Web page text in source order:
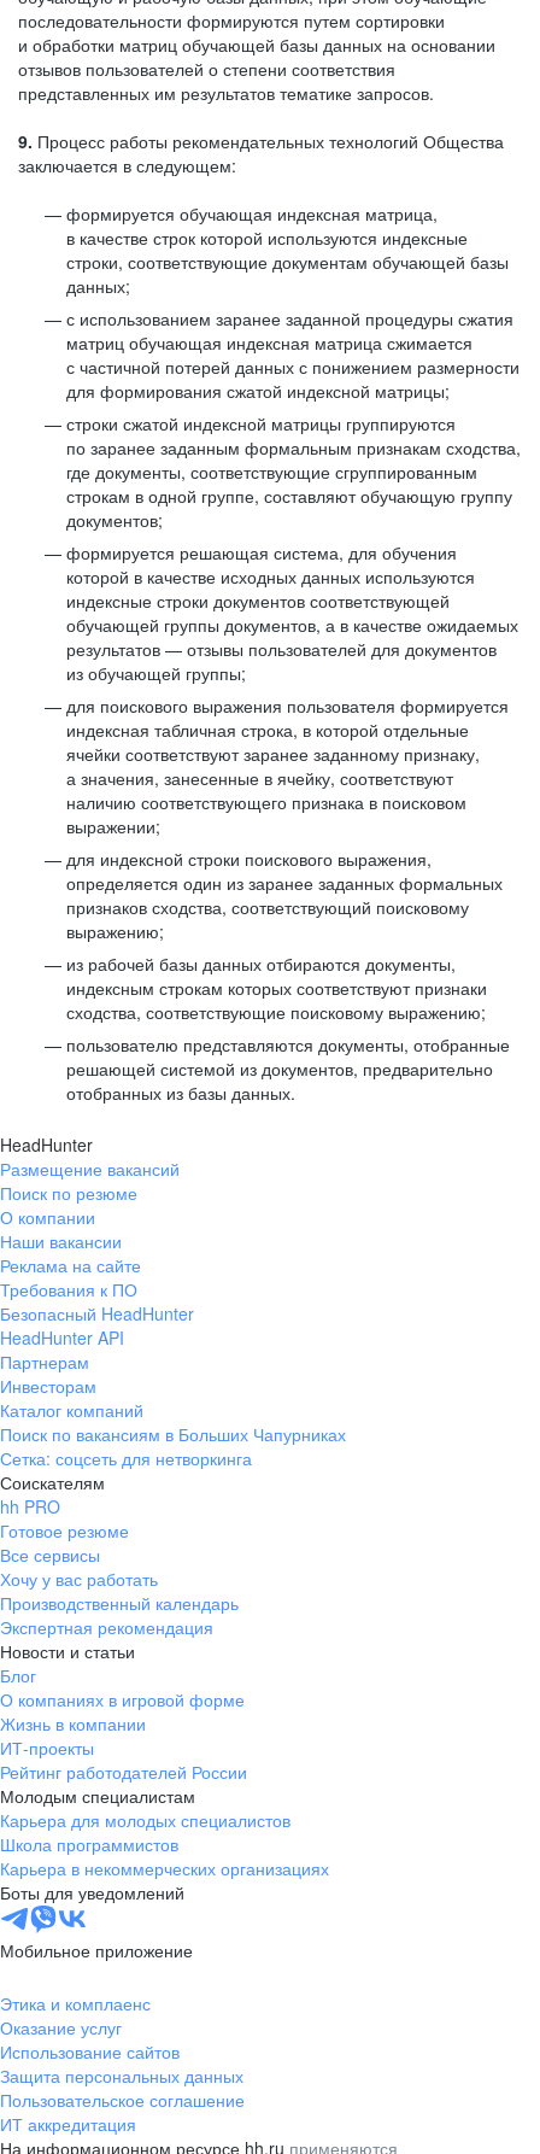
последовательности формируются путем сортировки
и обработки матриц обучающей базы данных на основании
отзывов пользователей о степени соответствия
представленных им результатов тематике запросов.
9. Процесс работы рекомендательных технологий Общества
заключается в следующем:
формируется обучающая индексная матрица,
в качестве строк которой используются индексные
строки, соответствующие документам обучающей базы
данных;
с использованием заранее заданной процедуры сжатия
матриц обучающая индексная матрица сжимается
с частичной потерей данных с понижением размерности
для формирования сжатой индексной матрицы;
строки сжатой индексной матрицы группируются
по заранее заданным формальным признакам сходства,
где документы, соответствующие сгруппированным
строкам в одной группе, составляют обучающую группу
документов;
формируется решающая система, для обучения
которой в качестве исходных данных используются
индексные строки документов соответствующей
обучающей группы документов, а в качестве ожидаемых
результатов — отзывы пользователей для документов
из обучающей группы;
для поискового выражения пользователя формируется
индексная табличная строка, в которой отдельные
ячейки соответствуют заранее заданному признаку,
а значения, занесенные в ячейку, соответствуют
наличию соответствующего признака в поисковом
выражении;
для индексной строки поискового выражения,
определяется один из заранее заданных формальных
признаков сходства, соответствующий поисковому
выражению;
из рабочей базы данных отбираются документы,
индексным строкам которых соответствуют признаки
сходства, соответствующие поисковому выражению;
пользователю представляются документы, отобранные
решающей системой из документов, предварительно
отобранных из базы данных.
HeadHunter
Размещение вакансий
Поиск по резюме
О компании
Наши вакансии
Реклама на сайте
Требования к ПО
Безопасный HeadHunter
HeadHunter API
Партнерам
Инвесторам
Каталог компаний
Поиск по вакансиям в Больших Чапурниках
Сетка: соцсеть для нетворкинга
Соискателям
hh PRO
Готовое резюме
Все сервисы
Хочу у вас работать
Производственный календарь
Экспертная рекомендация
Новости и статьи
Блог
О компаниях в игровой форме
Жизнь в компании
ИТ-проекты
Рейтинг работодателей России
Молодым специалистам
Карьера для молодых специалистов
Школа программистов
Карьера в некоммерческих организациях
Боты для уведомлений
Мобильное приложение
Этика и комплаенс
Оказание услуг
Использование сайтов
Защита персональных данных
Пользовательское соглашение
ИТ аккредитация
На информационном ресурсе hh.ru применяются